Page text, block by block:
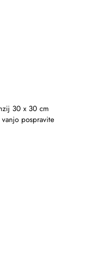
30 x 30 cm
pospravite